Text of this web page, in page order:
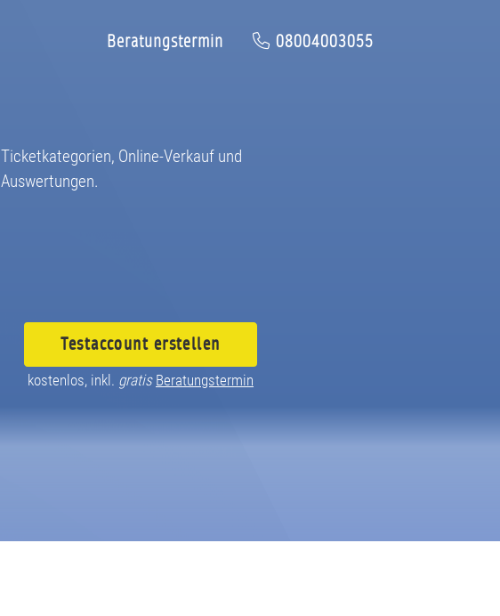
Ticketkategorien, Online-Verkauf und
Auswertungen.
Testaccount erstellen
kostenlos, inkl. gratis Beratungstermin
Beratungstermin 08004003055